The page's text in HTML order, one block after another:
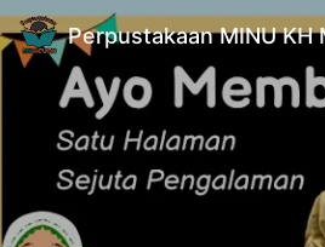
Perpustakaan MINU KH